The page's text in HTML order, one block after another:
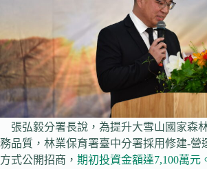
張弘毅分署長說，為提升大雪山國家森
務品質，林業保育署臺中分署採用修建-營
方式公開招商， 期初投資金額達7,100萬元